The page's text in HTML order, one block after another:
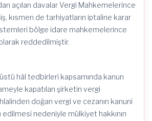
açılan davalar Vergi Mahkemelerince
kısmen de tarhiyatların iptaline karar
bölge idare mahkemelerince
reddedilmiştir.
hâl tedbirleri kapsamında kanun
kapatılan şirketin vergi
doğan vergi ve cezanın kanuni
nedeniyle mülkiyet hakkının